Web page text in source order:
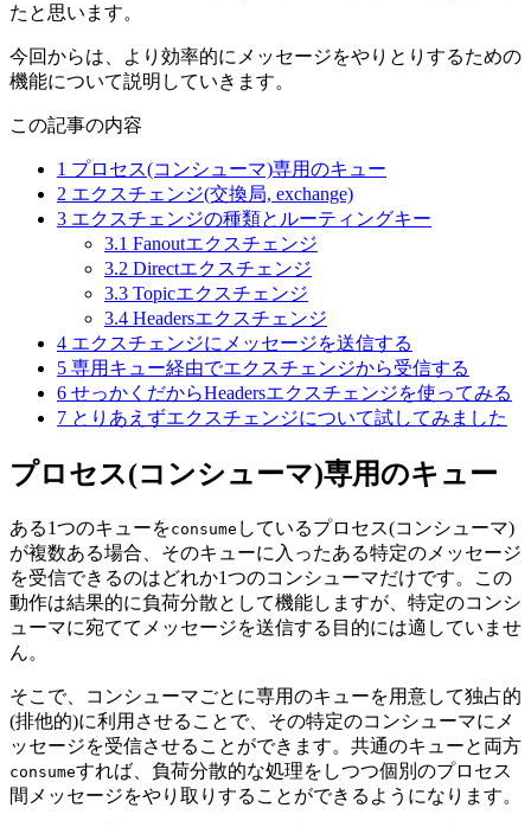
たと思います。
今回からは、より効率的にメッセージをやりとりするための
機能について説明していきます。
この記事の内容
1 プロセス(コンシューマ)専用のキュー
2 エクスチェンジ(交換局, exchange)
3 エクスチェンジの種類とルーティングキー
3.1 Fanoutエクスチェンジ
3.2 Directエクスチェンジ
3.3 Topicエクスチェンジ
3.4 Headersエクスチェンジ
4 エクスチェンジにメッセージを送信する
5 専用キュー経由でエクスチェンジから受信する
6 せっかくだからHeadersエクスチェンジを使ってみる
7 とりあえずエクスチェンジについて試してみました
プロセス(コンシューマ)専用のキュー
ある1つのキューをconsume しているプロセス(コンシューマ)
が複数ある場合、そのキューに入ったある特定のメッセージ
を受信できるのはどれか1つのコンシューマだけです。この
動作は結果的に負荷分散として機能しますが、特定のコンシ
ューマに宛ててメッセージを送信する目的には適していませ
ん。
そこで、コンシューマごとに専用のキューを用意して独占的
(排他的)に利用させることで、その特定のコンシューマにメ
ッセージを受信させることができます。共通のキューと両方
consumeすれば、負荷分散的な処理をしつつ個別のプロセス
間メッセージをやり取りすることができるようになります。